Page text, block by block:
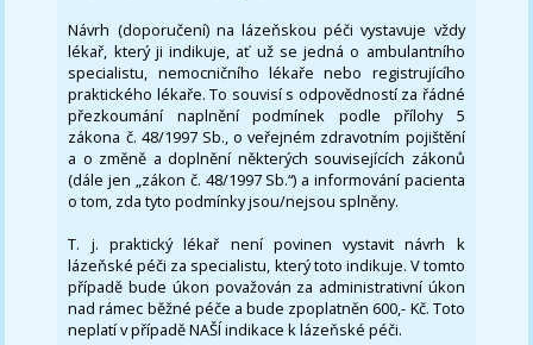
Návrh (doporučení) na lázeňskou péči vystavuje vždy
lékař, který ji indikuje, ať už se jedná o ambulantního
specialistu, nemocničního lékaře nebo registrujícího
praktického lékaře. To souvisí s odpovědností za řádné
přezkoumání naplnění podmínek podle přílohy 5
zákona č. 48/1997 Sb., o veřejném zdravotním pojištění
a o změně a doplnění některých souvisejících zákonů
(dále jen „zákon č. 48/1997 Sb.“) a informování pacienta
o tom, zda tyto podmínky jsou/nejsou splněny.
T. j. praktický lékař není povinen vystavit návrh k
lázeňské péči za specialistu, který toto indikuje. V tomto
případě bude úkon považován za administrativní úkon
nad rámec běžné péče a bude zpoplatněn 600,- Kč. Toto
neplatí v případě NAŠÍ indikace k lázeňské péči.